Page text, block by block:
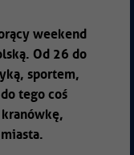
weekend
Od 26 do
sportem,
tego coś